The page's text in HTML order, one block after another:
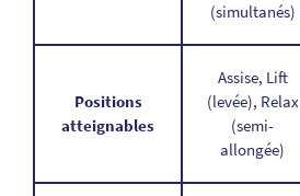
(simultanés)
Positions
atteignables
Assise, Lift
(levée), Relax
(semi-
allongée)